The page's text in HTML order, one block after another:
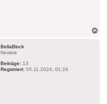
BellaBlock
Newbie
Beiträge: 13
Registriert: 05.11.2024, 01:24